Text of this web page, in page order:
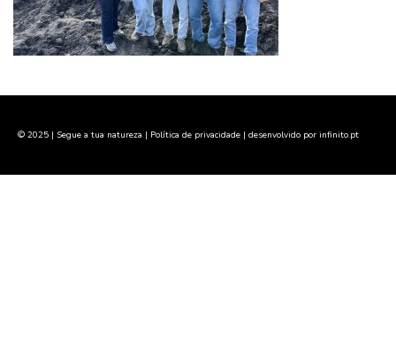
© 2025 | Segue a tua natureza | Política de privacidade | desenvolvido por infinito.pt